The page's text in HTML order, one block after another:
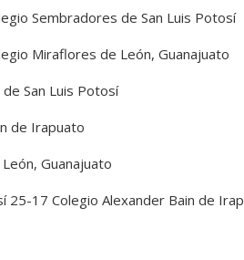
Sembradores de San Luis Potosí
Miraflores de León, Guanajuato
San Luis Potosí
de Irapuato
Guanajuato
25-17 Colegio Alexander Bain de